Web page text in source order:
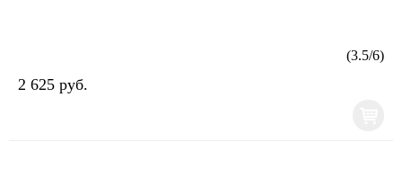
(3.5/6)
2 625 руб.